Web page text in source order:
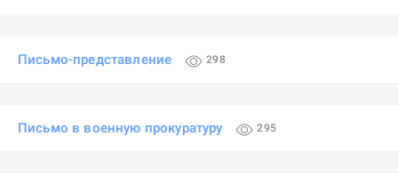
Письмо-представление 298
Письмо в военную прокуратуру 295